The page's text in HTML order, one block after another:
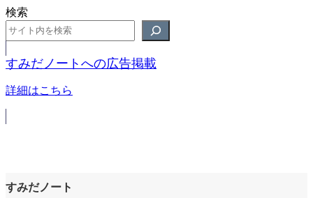
検索
すみだノートへの広告掲載
詳細はこちら
すみだノート